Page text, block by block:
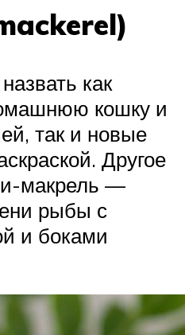
как
кошку и
так и новые
Другое
макрель —
рыбы с
и боками